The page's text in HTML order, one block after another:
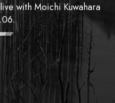
with Moichi Kuwahara